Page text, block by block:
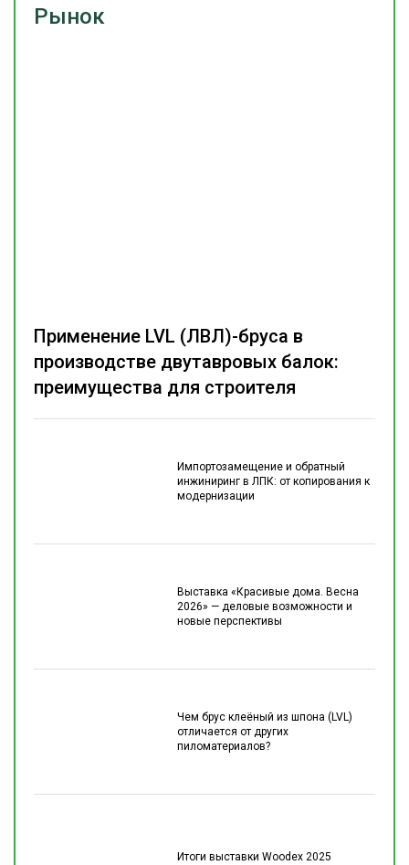
Рынок
Импортозамещение и обратный
инжиниринг в ЛПК: от копирования к
модернизации
Выставка «Красивые дома. Весна
2026» — деловые возможности и
новые перспективы
Чем брус клеёный из шпона (LVL)
отличается от других
пиломатериалов?
Итоги выставки Woodex 2025
Применение LVL (ЛВЛ)-бруса в
производстве двутавровых балок:
преимущества для строителя